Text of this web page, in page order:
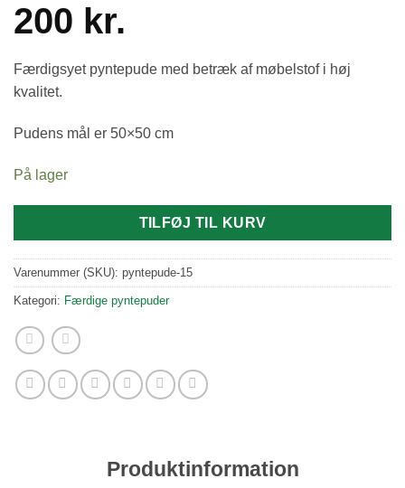
200 kr.
Færdigsyet pyntepude med betræk af møbelstof i høj
kvalitet.
Pudens mål er 50×50 cm
På lager
TILFØJ TIL KURV
Varenummer (SKU): pyntepude-15
Kategori: Færdige pyntepuder
Produktinformation